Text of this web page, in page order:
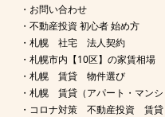
・ お問い合わせ
・ 不動産投資 初心者 始め方
・ 札幌 社宅 法人契約
・ 札幌市内【10区】の家賃相場
・ 札幌 賃貸 物件選び
・ 札幌 賃貸（アパート・マンシ
・ コロナ対策 不動産投資 賃貸